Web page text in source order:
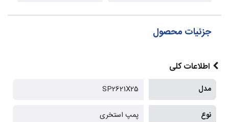
جزئیات محصول
اطلاعات کلی
مدل SP2621X25
نوع پمپ استخری